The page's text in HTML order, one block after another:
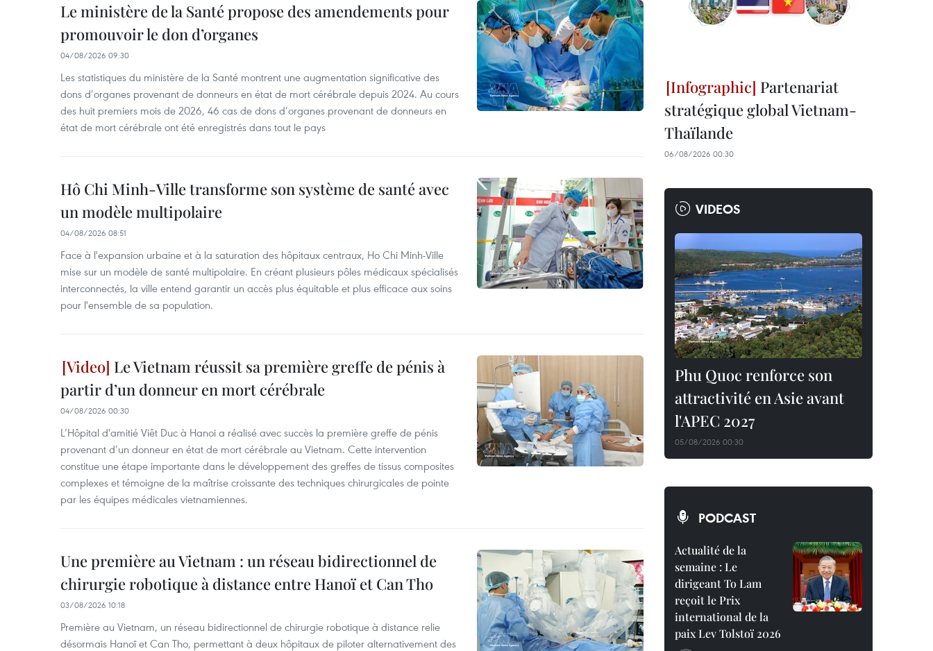
Le ministère de la Santé propose des amendements pour
promouvoir le don d’organes
04/08/2026 09:30
Les statistiques du ministère de la Santé montrent une augmentation significative des
dons d’organes provenant de donneurs en état de mort cérébrale depuis 2024. Au cours
des huit premiers mois de 2026, 46 cas de dons d’organes provenant de donneurs en
état de mort cérébrale ont été enregistrés dans tout le pays
Hô Chi Minh-Ville transforme son système de santé avec
un modèle multipolaire
04/08/2026 08:51
Face à l'expansion urbaine et à la saturation des hôpitaux centraux, Ho Chi Minh-Ville
mise sur un modèle de santé multipolaire. En créant plusieurs pôles médicaux spécialisés
interconnectés, la ville entend garantir un accès plus équitable et plus efficace aux soins
pour l'ensemble de sa population.
Le Vietnam réussit sa première greffe de pénis à
partir d’un donneur en mort cérébrale
04/08/2026 00:30
L’Hôpital d'amitié Viêt Duc à Hanoi a réalisé avec succès la première greffe de pénis
provenant d’un donneur en état de mort cérébrale au Vietnam. Cette intervention
constitue une étape importante dans le développement des greffes de tissus composites
complexes et témoigne de la maîtrise croissante des techniques chirurgicales de pointe
par les équipes médicales vietnamiennes.
Une première au Vietnam : un réseau bidirectionnel de
chirurgie robotique à distance entre Hanoï et Can Tho
03/08/2026 10:18
Première au Vietnam, un réseau bidirectionnel de chirurgie robotique à distance relie
désormais Hanoï et Can Tho, permettant à deux hôpitaux de piloter alternativement des
Partenariat
stratégique global Vietnam-
Thaïlande
06/08/2026 00:30
VIDEOS
Phu Quoc renforce son
attractivité en Asie avant
l'APEC 2027
05/08/2026 00:30
PODCAST
Actualité de la
semaine : Le
dirigeant To Lam
reçoit le Prix
international de la
paix Lev Tolstoï 2026